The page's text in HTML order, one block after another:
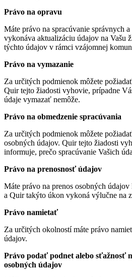
Právo na opravu
Máte právo na spracúvanie správnych
vykonáva aktualizáciu údajov na Vašu
týchto údajov v rámci vzájomnej
Právo na vymazanie
Za určitých podmienok môžete
Quir tejto žiadosti vyhovie, prípadne
údaje vymazať nemôže.
Právo na obmedzenie spracúvania
Za určitých podmienok môžete
osobných údajov. Quir tejto žiadosti
informuje, prečo spracúvanie Vašich
Právo na prenosnosť údajov
Máte právo na prenos osobných
a Quir takýto úkon vykoná výlučne na
Právo namietať
Za určitých okolností máte právo
údajov.
Právo podať podnet alebo sťažnosť
osobných údajov